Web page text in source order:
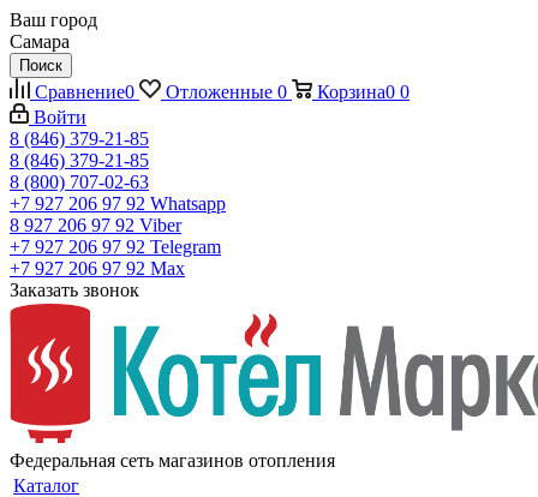
Ваш город
Самара
Поиск
Сравнение0 Отложенные 0 Корзина0 0
Войти
8 (846) 379-21-85
8 (846) 379-21-85
8 (800) 707-02-63
+7 927 206 97 92 Whatsapp
8 927 206 97 92 Viber
+7 927 206 97 92 Telegram
+7 927 206 97 92 Max
Заказать звонок
Федеральная сеть магазинов отопления
Каталог